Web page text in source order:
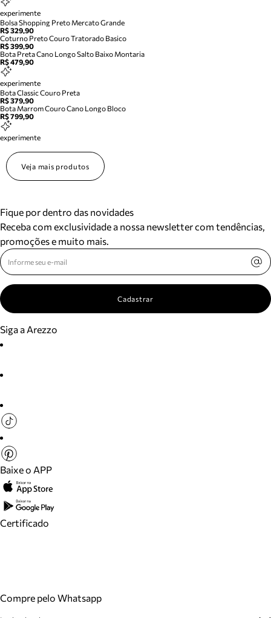
experimente
Bolsa Shopping Preto Mercato Grande
R$ 329,90
Coturno Preto Couro Tratorado Basico
R$ 399,90
Bota Preta Cano Longo Salto Baixo Montaria
R$ 479,90
experimente
Bota Classic Couro Preta
R$ 379,90
Bota Marrom Couro Cano Longo Bloco
R$ 799,90
experimente
Veja mais produtos
Fique por dentro das novidades
Receba com exclusividade a nossa newsletter com tendências,
promoções e muito mais.
Cadastrar
Siga a Arezzo
Baixe o APP
Certificado
Compre pelo Whatsapp